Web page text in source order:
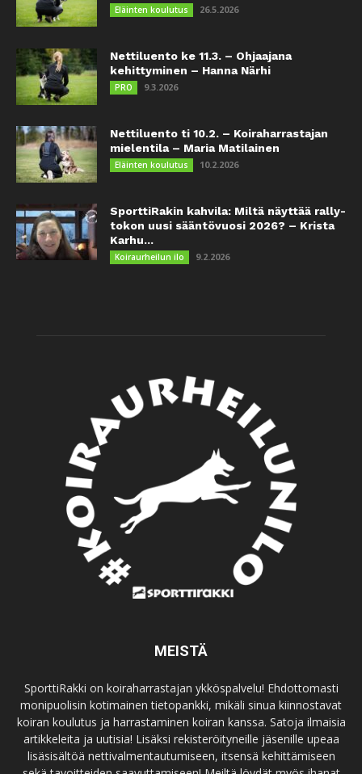
Eläinten koulutus 26.5.2026
Nettiluento ke 11.3. – Ohjaajana
kehittyminen – Hanna Närhi
PRO 9.3.2026
Nettiluento ti 10.2. – Koiraharrastajan
mielentila – Maria Matilainen
Eläinten koulutus 10.2.2026
SporttiRakin kahvila: Miltä näyttää rally-
tokon uusi sääntövuosi 2026? – Krista
Karhu...
Koiraurheilun ilo 9.2.2026
MEISTÄ
SporttiRakki on koiraharrastajan ykköspalvelu! Ehdottomasti
monipuolisin kotimainen tietopankki, mikäli sinua kiinnostavat
koiran koulutus ja harrastaminen koiran kanssa. Satoja ilmaisia
artikkeleita ja uutisia! Lisäksi rekisteröityneille jäsenille upeaa
lisäsisältöä nettivalmentautumiseen, itsensä kehittämiseen